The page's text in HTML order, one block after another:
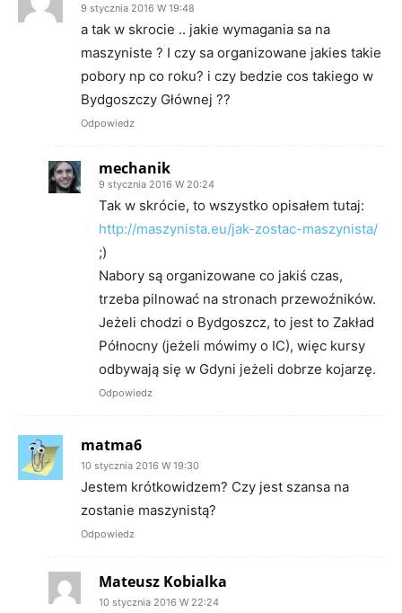
9 stycznia 2016 W 19:48
a tak w skrocie .. jakie wymagania sa na
maszyniste ? I czy sa organizowane jakies takie
pobory np co roku? i czy bedzie cos takiego w
Bydgoszczy Głównej ??
Odpowiedz
mechanik
9 stycznia 2016 W 20:24
Tak w skrócie, to wszystko opisałem tutaj:
http://maszynista.eu/jak-zostac-maszynista/
;)
Nabory są organizowane co jakiś czas,
trzeba pilnować na stronach przewoźników.
Jeżeli chodzi o Bydgoszcz, to jest to Zakład
Północny (jeżeli mówimy o IC), więc kursy
odbywają się w Gdyni jeżeli dobrze kojarzę.
Odpowiedz
matma6
10 stycznia 2016 W 19:30
Jestem krótkowidzem? Czy jest szansa na
zostanie maszynistą?
Odpowiedz
Mateusz Kobialka
10 stycznia 2016 W 22:24